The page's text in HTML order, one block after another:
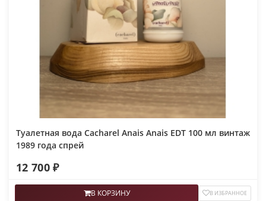
Туалетная вода Cacharel Anais Anais EDT 100 мл винтаж
1989 года спрей
12 700 ₽
В КОРЗИНУ В ИЗБРАННОЕ